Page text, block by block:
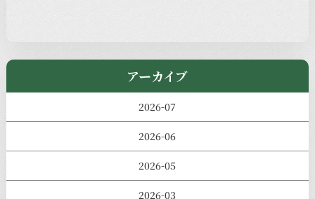
アーカイブ
2026-07
2026-06
2026-05
2026-03